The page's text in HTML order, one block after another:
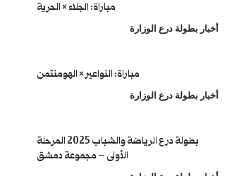
مباراة: الجلاء × الحرية
أخبار بطولة درع الوزارة
مباراة: النواعير × الهومنتمن
أخبار بطولة درع الوزارة
بطولة درع الرياضة والشباب 2025 المرحلة
الأولى – مجموعة دمشق